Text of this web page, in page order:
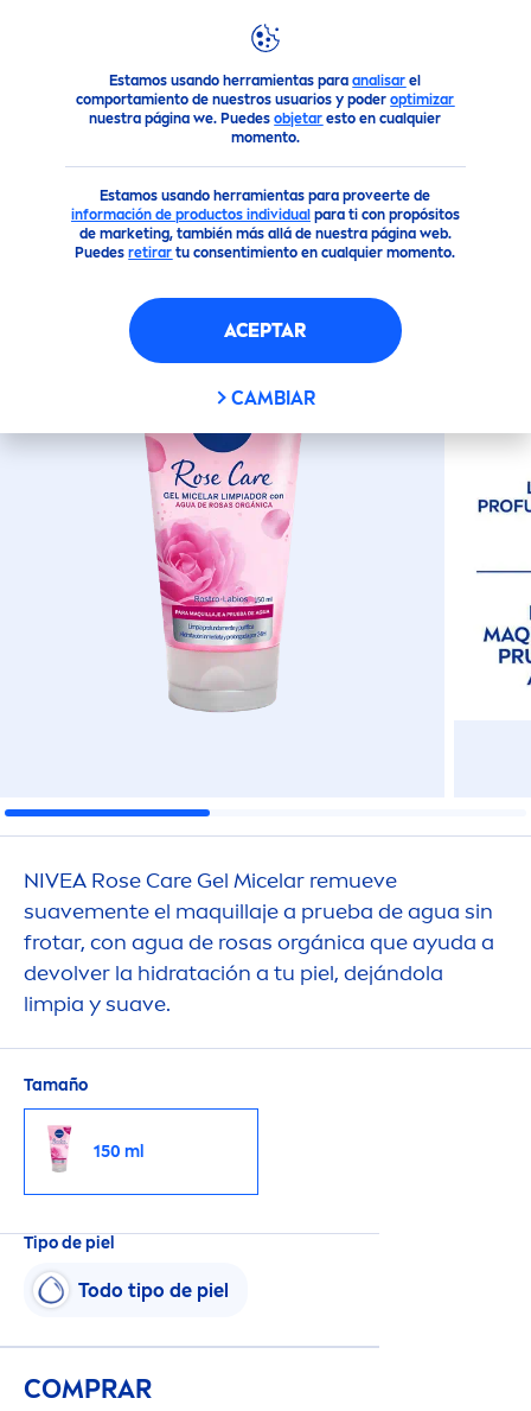
Estamos usando herramientas paraanalisar el
comportamiento de nuestros usuarios y poderoptimizar
nuestra página we. Puedesobjetar esto en cualquier
momento.
Estamos usando herramientas para proveerte de
información de productos individual para ti con propósitos
de marketing, también más allá de nuestra página web.
Puedesretirar tu consentimiento en cualquier momento.
ACEPTAR
CAMBIAR
Todos nuestros productos Cuidado Facial Limpieza
(905)
ROSE CAREGEL MICELAR
LIMPIADOR
NIVEA Rose Care Gel Micelar remueve
suavemente el maquillaje a prueba de agua sin
frotar, con agua de rosas orgánica que ayuda a
devolver la hidratación a tu piel, dejándola
limpia y suave.
Tamaño
150 ml
Tipo de piel
Todo tipo de piel
COMPRAR